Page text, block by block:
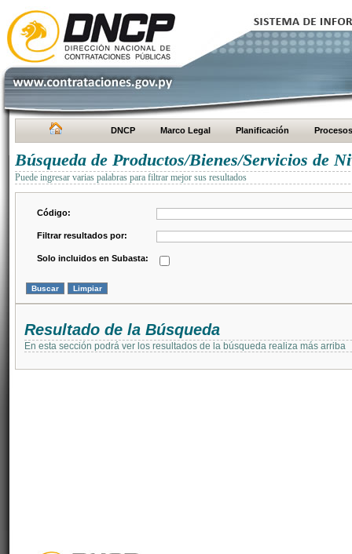
DNCP Marco Legal Planificación Procesos
Búsqueda de Productos/Bienes/Servicios de
Puede ingresar varias palabras para filtrar mejor sus resultados
Código:
Filtrar resultados por:
Solo incluidos en Subasta:
Resultado de la Búsqueda
En esta sección podrá ver los resultados de la búsqueda realiza más arriba